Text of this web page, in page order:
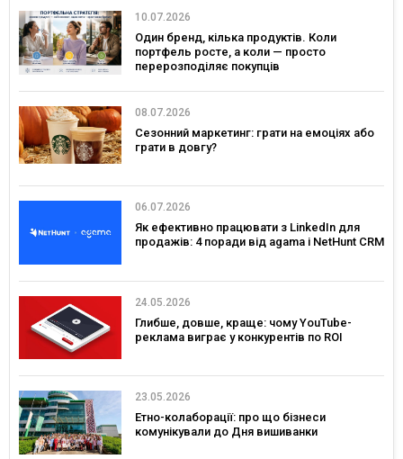
10.07.2026
Один бренд, кілька продуктів. Коли
портфель росте, а коли — просто
перерозподіляє покупців
08.07.2026
Сезонний маркетинг: грати на емоціях або
грати в довгу?
06.07.2026
Як ефективно працювати з LinkedIn для
продажів: 4 поради від agama і NetHunt CRM
24.05.2026
Глибше, довше, краще: чому YouTube-
реклама виграє у конкурентів по ROI
23.05.2026
Етно-колаборації: про що бізнеси
комунікували до Дня вишиванки